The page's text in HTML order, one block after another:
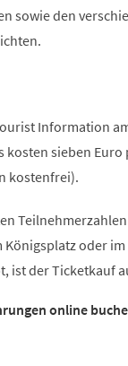
sowie den
Information
kosten sieben Euro
kostenfrei).
oder
ist der Ticketkauf
online